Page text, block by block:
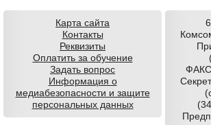
Карта сайта
Контакты
Реквизиты
Оплатить за обучение
Задать вопрос
Информация о
медиабезопасности и защите
персональных данных
ФАКС